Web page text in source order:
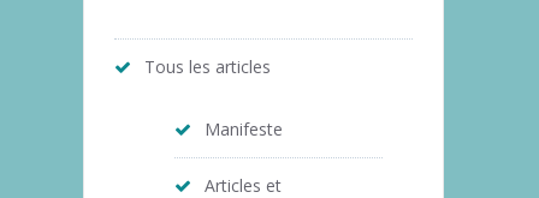
Tous les articles
Manifeste
Articles et